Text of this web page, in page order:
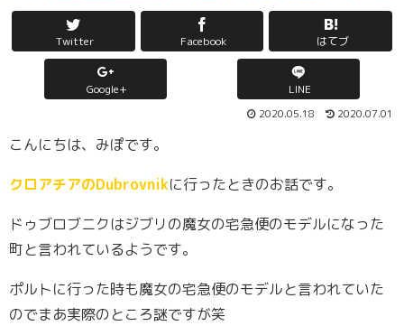
Twitter Facebook はてブ
Google+ LINE
2020.05.18 2020.07.01
こんにちは、みぽです。
クロアチアのDubrovnikに行ったときのお話です。
ドゥブロブニクはジブリの魔女の宅急便のモデルになった
町と言われているようです。
ポルトに行った時も魔女の宅急便のモデルと言われていた
のでまあ実際のところ謎ですが笑